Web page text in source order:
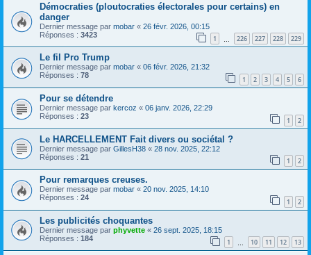
Démocraties (ploutocraties électorales pour certains) en
danger
Dernier message par mobar « 26 févr. 2026, 00:15
Réponses : 3423 1 226 227 228 229
Le fil Pro Trump
Dernier message par mobar « 06 févr. 2026, 21:32
Réponses : 78 1 2 3 4 5 6
Pour se détendre
Dernier message par kercoz « 06 janv. 2026, 22:29
Réponses : 23 1 2
Le HARCELLEMENT Fait divers ou sociétal ?
Dernier message par GillesH38 « 28 nov. 2025, 22:12
Réponses : 21 1 2
Pour remarques creuses.
Dernier message par mobar « 20 nov. 2025, 14:10
Réponses : 24 1 2
Les publicités choquantes
Dernier message par phyvette « 26 sept. 2025, 18:15
Réponses : 184 1 10 11 12 13